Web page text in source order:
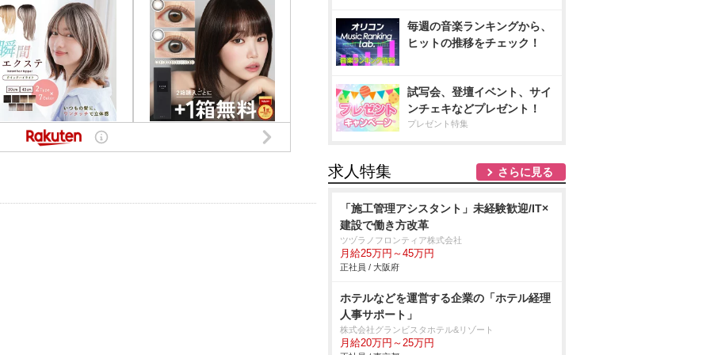
毎週の音楽ランキングから、
ヒットの推移をチェック！
試写会、登壇イベント、サイ
ンチェキなどプレゼント！
プレゼント特集
求人特集 さらに見る
「施工管理アシスタント」未経験歓迎/IT×
建設で働き方改革
ツヅラノフロンティア株式会社
月給25万円～45万円
正社員 / 大阪府
ホテルなどを運営する企業の「ホテル経理
人事サポート」
株式会社グランビスタホテル&リゾート
月給20万円～25万円